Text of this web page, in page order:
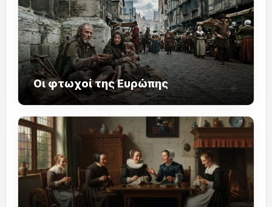
Οι φτωχοί της Ευρώπης